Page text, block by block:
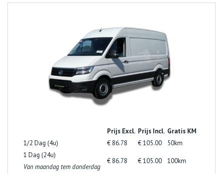
Prijs Excl. Prijs Incl. Gratis KM
1/2 Dag (4u)
€ 86.78 € 105.00
50km
1 Dag (24u)
Van maandag tem donderdag
€ 86.78 € 105.00 100km